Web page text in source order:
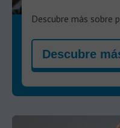
Descubre más sobre
Descubre